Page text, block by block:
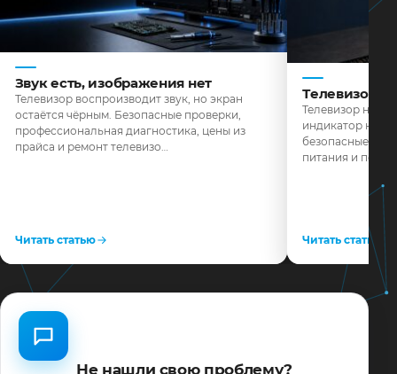
Звук есть, изображения нет
Телевизор воспроизводит звук, но экран
остаётся чёрным. Безопасные проверки,
профессиональная диагностика, цены из
прайса и ремонт телевизо…
Читать статью
Телевизор
Телевизор не
индикатор не
безопасные
питания и
Читать статью
Не нашли свою проблему?